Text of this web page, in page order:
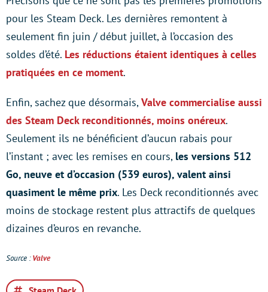
pour les Steam Deck. Les dernières remontent à
seulement fin juin / début juillet, à l’occasion des
soldes d’été. Les réductions étaient identiques à celles
pratiquées en ce moment.
Enfin, sachez que désormais,Valve commercialise aussi
des Steam Deck reconditionnés, moins onéreux.
Seulement ils ne bénéficient d’aucun rabais pour
l’instant ; avec les remises en cours, les versions 512
Go, neuve et d’occasion (539 euros), valent ainsi
quasiment le même prix. Les Deck reconditionnés avec
moins de stockage restent plus attractifs de quelques
dizaines d’euros en revanche.
Source :Valve